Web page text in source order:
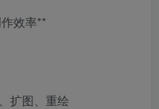
效率**
扩图、重绘